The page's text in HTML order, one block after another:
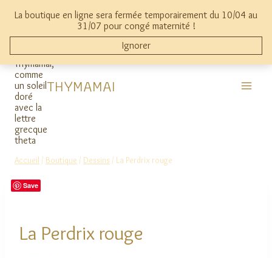
La boutique en ligne sera fermée temporairement du 10/04 au
31/07 pour congé maternité !
Ignorer
0 mon compte
THYMAMAI
Accueil / Boutique / Dessins / La Perdrix rouge
Save
La Perdrix rouge